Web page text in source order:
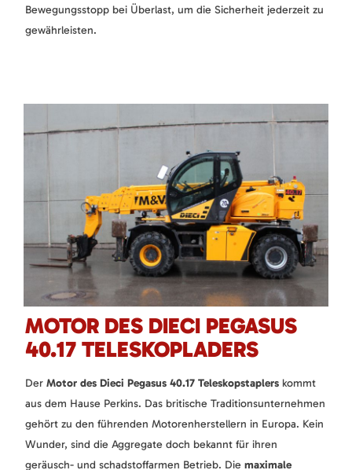
Bewegungsstopp bei Überlast, um die Sicherheit jederzeit zu
gewährleisten.
MOTOR DES DIECI PEGASUS
40.17 TELESKOPLADERS
Der Motor des Dieci Pegasus 40.17 Teleskopstaplers kommt
aus dem Hause Perkins. Das britische Traditionsunternehmen
gehört zu den führenden Motorenherstellern in Europa. Kein
Wunder, sind die Aggregate doch bekannt für ihren
geräusch- und schadstoffarmen Betrieb. Die maximale